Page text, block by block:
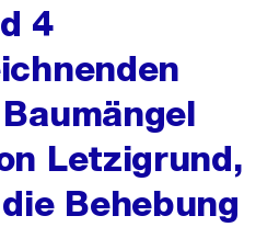
4
Letzigrund,
Behebung